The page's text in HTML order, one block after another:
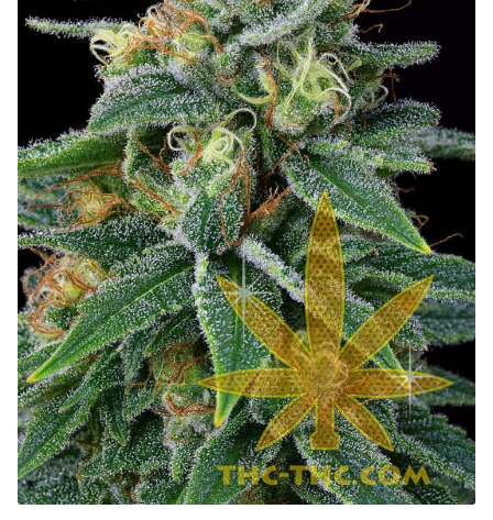
NAJLEPSZE OKAZJE
PROMOCJA TYGODNIA
Dla Początkujących
Indoor w Domu
Outdoor na Dworze
Półautomaty Outdoor
Automaty XXL
Pełnosezonowe XXL
Szybkie Automaty